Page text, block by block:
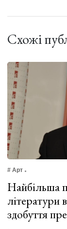
Схожі
# Арт
Найбільша
літератури
здобуття